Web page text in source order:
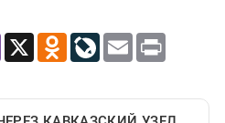
Viber X Odnoklassniki
LiveJournal
Email Print